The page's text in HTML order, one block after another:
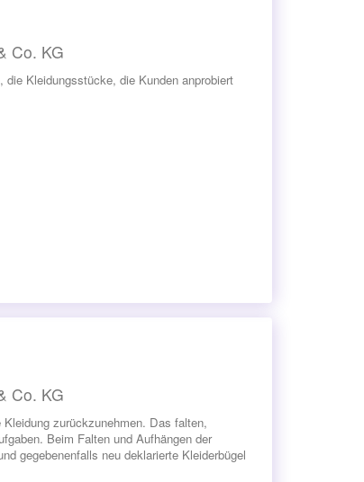
Co. KG
Kleidungsstücke, die Kunden anprobiert
Co. KG
zurückzunehmen. Das falten,
Beim Falten und Aufhängen der
gegebenenfalls neu deklarierte Kleiderbügel